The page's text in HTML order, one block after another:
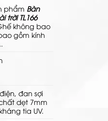
phẩm Bàn
trời TL166
không bao
gồm kính
điện, đansợi
dẹt 7mm
tia UV.